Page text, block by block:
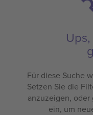
Für diese Suche
Setzen Sie die
anzuzeigen, oder
ein, um